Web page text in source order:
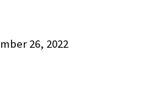
26, 2022